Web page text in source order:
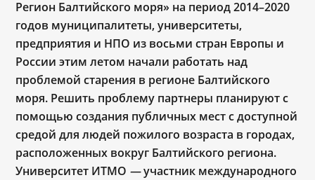
Регион Балтийского моря» на период 2014–2020
годов муниципалитеты, университеты,
предприятия и НПО из восьми стран Европы и
России этим летом начали работать над
проблемой старения в регионе Балтийского
моря. Решить проблему партнеры планируют с
помощью создания публичных мест с доступной
средой для людей пожилого возраста в городах,
расположенных вокруг Балтийского региона.
Университет ИТМО —участник международного